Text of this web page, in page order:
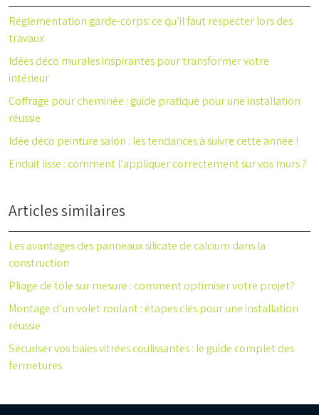
Réglementation garde-corps: ce qu’il faut respecter lors des
travaux
Idées déco murales inspirantes pour transformer votre
intérieur
Coffrage pour cheminée : guide pratique pour une installation
réussie
Idée déco peinture salon : les tendances à suivre cette année !
Enduit lisse : comment l’appliquer correctement sur vos murs ?
Articles similaires
Les avantages des panneaux silicate de calcium dans la
construction
Pliage de tôle sur mesure : comment optimiser votre projet?
Montage d’un volet roulant : étapes clés pour une installation
réussie
Sécuriser vos baies vitrées coulissantes : le guide complet des
fermetures